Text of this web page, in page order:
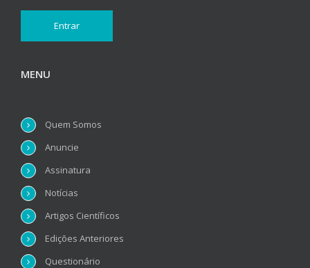
MENU
Quem Somos
Anuncie
Assinatura
Notícias
Artigos Científicos
Edições Anteriores
Questionário